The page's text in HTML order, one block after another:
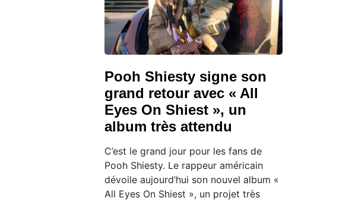
Pooh Shiesty signe son
grand retour avec « All
Eyes On Shiest », un
album très attendu
C’est le grand jour pour les fans de
Pooh Shiesty. Le rappeur américain
dévoile aujourd’hui son nouvel album «
All Eyes On Shiest », un projet très